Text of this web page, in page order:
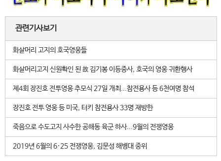
관련기사보기
화살머리 고지의 호국영웅들
화살머리고지 신원확인 된 故 김기봉 이등중사, 호국의 영웅 귀환행사
제4회 장진호 전투영웅 추모식 27일 개최...참전용사 등 6천여명 참석
장진호 전투 영웅 등 미국, 터키 참전용사 33명 재방한
죽음으로 수도고지 사수한 공해동 육군 하사...9월의 전쟁영웅
2019년 6월의 6·25 전쟁영웅, 김문성 해병대 중위